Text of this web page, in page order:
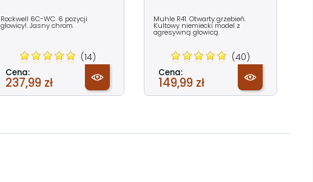
Rockwell 6C-WC. 6 pozycji
głowicy!. Jasny chrom.
(14)
Cena:
237,99 zł
Muhle R41. Otwarty grzebień.
Kultowy niemiecki model z
agresywną głowicą.
(40)
Cena:
149,99 zł